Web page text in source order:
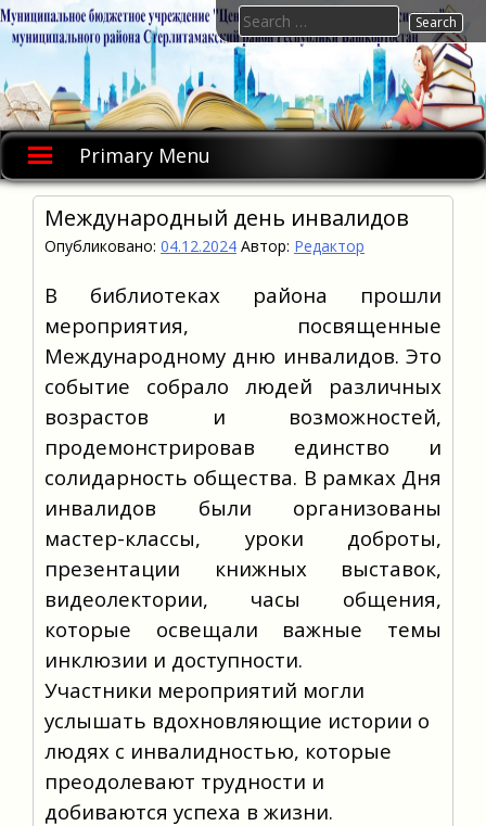
Skip
to
Primary Menu
Search
for:
Международный день инвалидов
Опубликовано: 04.12.2024 Автор: Редактор
В библиотеках района прошли
мероприятия, посвященные
Международному дню инвалидов. Это
событие собрало людей различных
возрастов и возможностей,
продемонстрировав единство и
солидарность общества. В рамках Дня
инвалидов были организованы
мастер-классы, уроки доброты,
презентации книжных выставок,
видеолектории, часы общения,
которые освещали важные темы
инклюзии и доступности.
Участники мероприятий могли
услышать вдохновляющие истории о
людях с инвалидностью, которые
преодолевают трудности и
добиваются успеха в жизни.